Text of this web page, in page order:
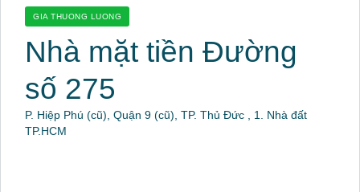
GIA THUONG LUONG
Nhà mặt tiền Đường
số 275
P. Hiệp Phú (cũ), Quận 9 (cũ), TP. Thủ Đức , 1. Nhà đất
TP.HCM